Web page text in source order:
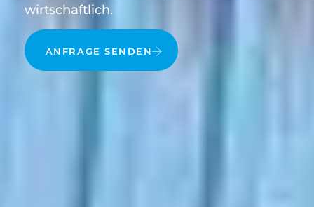
wirtschaftlich.
ANFRAGE SENDEN